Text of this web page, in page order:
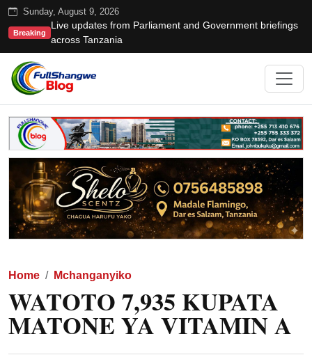
Sunday, August 9, 2026
Breaking
Live updates from Parliament and Government briefings
across Tanzania
Home Mchanganyiko
WATOTO 7,935 KUPATA
MATONE YA VITAMIN A